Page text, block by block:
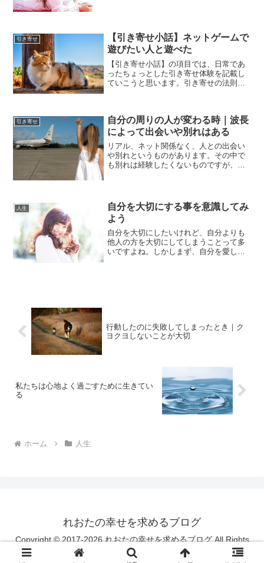
れが当たり前になり、存在...
引き寄せ
【引き寄せ小話】ネットゲームで
遊びたい人と遊べた
【引き寄せ小話】の項目では、日常であ
ったちょっとした引き寄せ体験を記載し
ていこうと思います。引き寄せの法則に
待っているよりも、すっか...
引き寄せ
自分の周りの人が変わる時｜波長
によって出会いや別れはある
リアル、ネット関係なく、人との出会い
や別れというものがあります。その中で
も別れは経験したくないものですが、そ
より波長の高すぎる人、低...
人生
自分を大切にする事を意識してみ
よう
自分を大切にしたいけれど、自分よりも
他人の方を大切にしてしまうことって多
いですよね。しかしまず、自分を愛しな
行動したのに失敗してしまったとき｜ク
ヨクヨしないことが大切
私たちは心地よく過ごすために生きてい
る
ホーム 人生
れおたの幸せを求めるブログ
Copyright © 2017-2026 れおたの幸せを求めるブログ All Rights
Reserved.